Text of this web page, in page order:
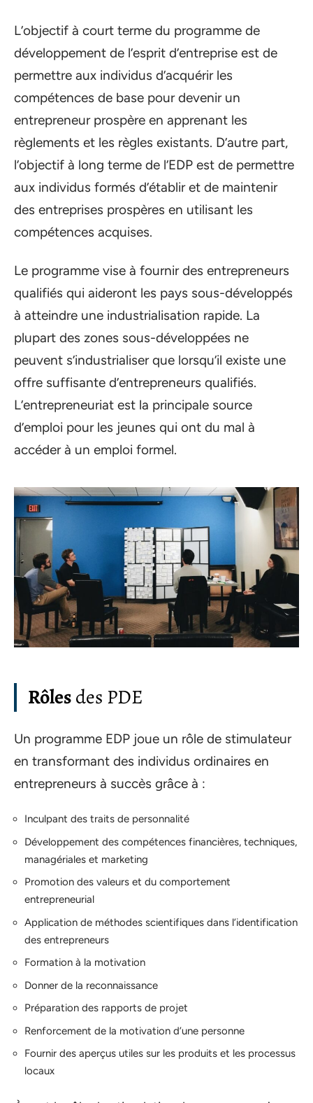
L’objectif à court terme du programme de
développement de l’esprit d’entreprise est de
permettre aux individus d’acquérir les
compétences de base pour devenir un
entrepreneur prospère en apprenant les
règlements et les règles existants. D’autre part,
l’objectif à long terme de l’EDP est de permettre
aux individus formés d’établir et de maintenir
des entreprises prospères en utilisant les
compétences acquises.
Le programme vise à fournir des entrepreneurs
qualifiés qui aideront les pays sous-développés
à atteindre une industrialisation rapide. La
plupart des zones sous-développées ne
peuvent s’industrialiser que lorsqu’il existe une
offre suffisante d’entrepreneurs qualifiés.
L’entrepreneuriat est la principale source
d’emploi pour les jeunes qui ont du mal à
accéder à un emploi formel.
Rôlesdes PDE
Un programme EDP joue un rôle de stimulateur
en transformant des individus ordinaires en
entrepreneurs à succès grâce à :
Inculpant des traits de personnalité
Développement des compétences financières, techniques,
managériales et marketing
Promotion des valeurs et du comportement
entrepreneurial
Application de méthodes scientifiques dans l’identification
des entrepreneurs
Formation à la motivation
Donner de la reconnaissance
Préparation des rapports de projet
Renforcement de la motivation d’une personne
Fournir des aperçus utiles sur les produits et les processus
locaux